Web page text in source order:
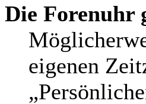
Die Forenuhr
eigenen